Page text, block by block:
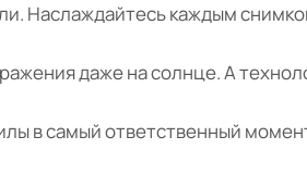
Наслаждайтесь каждым
даже на солнце. А
в самый ответственный